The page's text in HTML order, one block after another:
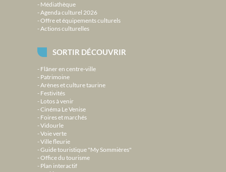
Médiathèque
Agenda culturel 2026
Offre et équipements culturels
Actions culturelles
SORTIR DÉCOUVRIR
Flâner en centre-ville
Patrimoine
Arènes et culture taurine
Festivités
Lotos à venir
Cinéma Le Venise
Foires et marchés
Vidourle
Voie verte
Ville fleurie
Guide touristique "My Sommières"
Office du tourisme
Plan interactif